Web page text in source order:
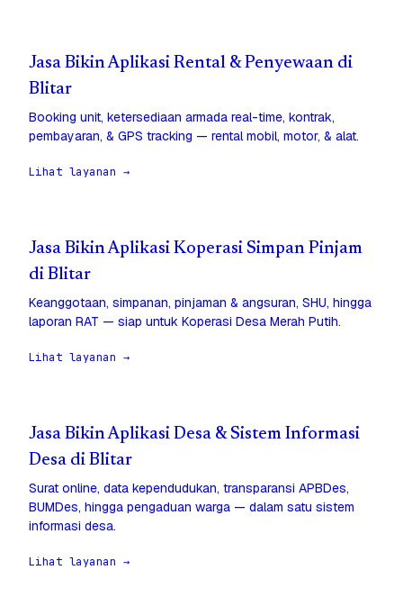
Jasa Bikin Aplikasi Rental & Penyewaan di
Blitar
Booking unit, ketersediaan armada real-time, kontrak,
pembayaran, & GPS tracking — rental mobil, motor, & alat.
Lihat layanan →
Jasa Bikin Aplikasi Koperasi Simpan Pinjam
di Blitar
Keanggotaan, simpanan, pinjaman & angsuran, SHU, hingga
laporan RAT — siap untuk Koperasi Desa Merah Putih.
Lihat layanan →
Jasa Bikin Aplikasi Desa & Sistem Informasi
Desa di Blitar
Surat online, data kependudukan, transparansi APBDes,
BUMDes, hingga pengaduan warga — dalam satu sistem
informasi desa.
Lihat layanan →